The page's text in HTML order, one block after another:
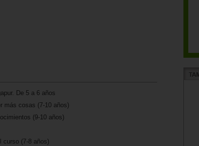
De 5 a 6 años
más cosas (7-10 años)
(9-10 años)
curso (7-8 años)